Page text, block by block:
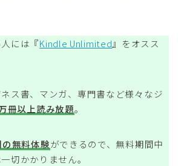
には『Kindle Unlimited』をオスス
ス書、マンガ、専門書など様々なジ
冊以上読み放題。
無料体験ができるので、無料期間中
切かかりません。